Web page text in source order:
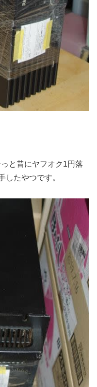
と昔にヤフオク1円落
したやつです。